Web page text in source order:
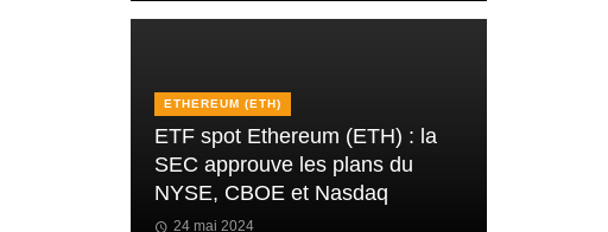
ETHEREUM (ETH)
ETF spot Ethereum (ETH) : la
SEC approuve les plans du
NYSE, CBOE et Nasdaq
24 mai 2024